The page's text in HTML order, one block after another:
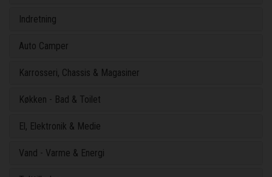
Indretning
Auto Camper
Karrosseri, Chassis & Magasiner
Køkken - Bad & Toilet
El, Elektronik & Medie
Vand - Varme & Energi